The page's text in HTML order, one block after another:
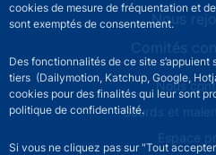
cookies de mesure de fréquentation et
sont exemptés de consentement.
Des fonctionnalités de ce site
tiers (Dailymotion, Katchup, Google,
cookies pour des finalités qui leur sont
politique de confidentialité.
Si vous ne cliquez pas sur "Tout
Nous
Comités
Footer secondary menu
Nous
Sourds et
Espace